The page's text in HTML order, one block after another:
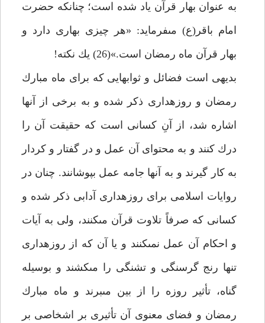
به عنوان بهار قرآن ياد شده است؛ چنان‏كه حضرت
امام باقر(ع) مى‏فرمايد: «هر چيزى بهارى دارد و
بهار قرآن ماه رمضان است.»(26) يك نكته!
بديهى است فضائل و ثواب‏هايى كه براى ماه مبارك
رمضان و روزه‏دارى ذكر شده و به برخى از آن‏ها
اشاره شد، از آنِ كسانى است كه حقيقت آن را
درك كنند و به محتواى آن عمل و در گفتار و كردار
به كار گيرند و به آن‏ها جامه عمل بپوشانند. چنان در
روايات اسلامى براى روزه‏دارى آدابى ذكر شده و
كسانى كه صرفاً تلاوت قرآن مى‏كنند، ولى به آيات
و احكام آن عمل نمى‏كنند و يا آن كه از روزه‏دارى
تنها رنج گرسنگى و تشنگى را مى‏كشند و بوسيله
گناه، تأثير روزه را از بين مى‏برند و ماه مبارك
رمضان و فضاى معنوى آن تأثيرى بر اشخاصى بر